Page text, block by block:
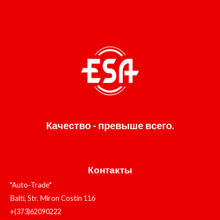
Качество - превыше всего.
Контакты
"Auto-Trade"
Balti, Str. Miron Costin 116
+(373)62090222